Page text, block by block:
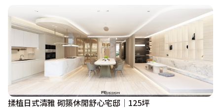
揉植日式清雅 砌築休閒舒心宅邸│125坪